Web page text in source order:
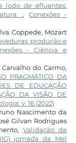
lodo de efluentes:
Conexões -
Coppede, Mozart
produção e
- Ciência e
do Carmo,
PRAGMÁTICO DA
DE EDUCAÇÃO
DA VISÃO DE
v. 16 (2022)
Nascimento da
Gilvan Rodrigues
Validação da
jornada da Mel